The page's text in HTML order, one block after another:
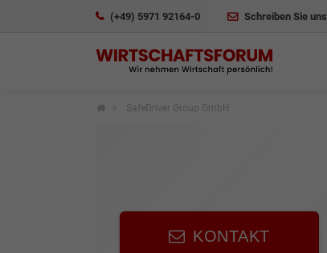
(+49) 5971 92164-0 Schreiben Sie uns
SafeDriver Group GmbH
KONTAKT